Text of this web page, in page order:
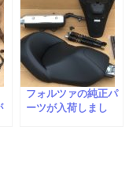
フォルツァの純正パ
ーツが入荷しまし